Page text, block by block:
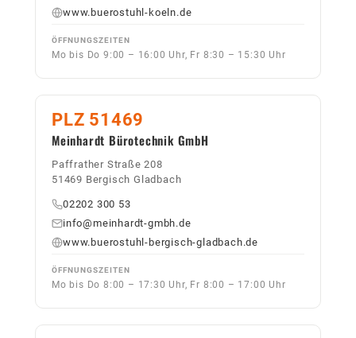
www.buerostuhl-koeln.de
ÖFFNUNGSZEITEN
Mo bis Do 9:00 – 16:00 Uhr, Fr 8:30 – 15:30 Uhr
PLZ 51469
Meinhardt Bürotechnik GmbH
Paffrather Straße 208
51469 Bergisch Gladbach
02202 300 53
info@meinhardt-gmbh.de
www.buerostuhl-bergisch-gladbach.de
ÖFFNUNGSZEITEN
Mo bis Do 8:00 – 17:30 Uhr, Fr 8:00 – 17:00 Uhr